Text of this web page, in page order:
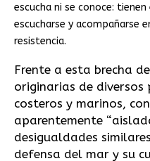
escucha ni se conoce:
escucharse y acompañarse
resistencia.
Frente a esta brecha
originarias de
costeros y marinos,
aparentemente
desigualdades
defensa del mar y su